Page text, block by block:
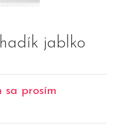
jablko
sa prosím